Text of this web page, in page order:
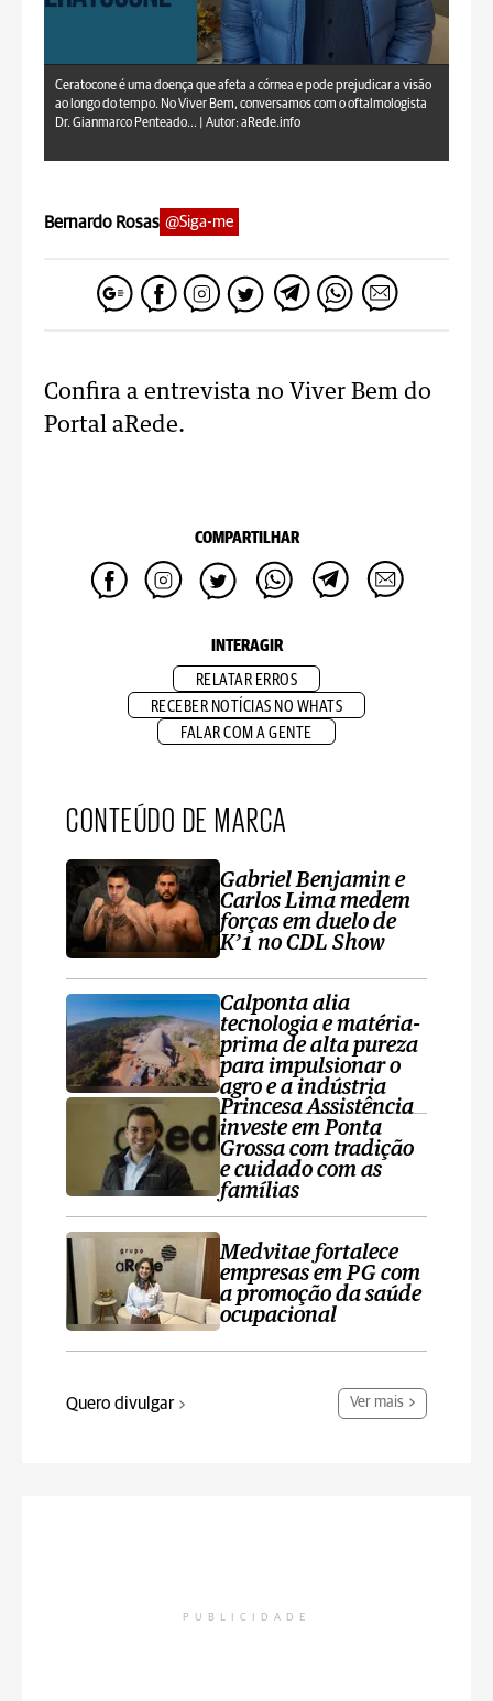
Ceratocone é uma doença que afeta a córnea e pode prejudicar a visão
ao longo do tempo. No Viver Bem, conversamos com o oftalmologista
Dr. Gianmarco Penteado... |
Autor: aRede.info
Bernardo Rosas @Siga-me
Confira a entrevista no Viver Bem do
Portal aRede.
COMPARTILHAR
INTERAGIR
RELATAR ERROS
RECEBER NOTÍCIAS NO WHATS
FALAR COM A GENTE
CONTEÚDO DE MARCA
Gabriel Benjamin e
Carlos Lima medem
forças em duelo de
K’1 no CDL Show
Calponta alia
tecnologia e matéria-
prima de alta pureza
para impulsionar o
agro e a indústria
Princesa Assistência
investe em Ponta
Grossa com tradição
e cuidado com as
famílias
Medvitae fortalece
empresas em PG com
a promoção da saúde
ocupacional
Quero divulgar Ver mais
PUBLICIDADE